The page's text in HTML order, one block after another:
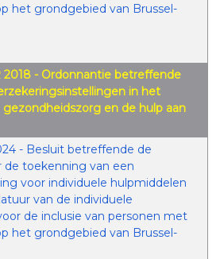
het grondgebied van Brussel-
2018 - Ordonnantie betreffende
in het
en de hulp aan
- Besluit betreffende de
de toekenning van een
voor individuele hulpmiddelen
van de individuele
de inclusie van personen met
het grondgebied van Brussel-